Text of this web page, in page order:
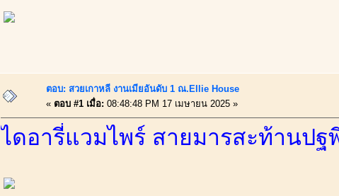
ตอบ: สวยเกาหลี งานเมียอันดับ 1 ณ.Ellie House
« ตอบ #1 เมื่อ: 08:48:48 PM 17 เมษายน 2025 »
ไดอารี่แวมไพร์ สายมารสะท้านปฐ